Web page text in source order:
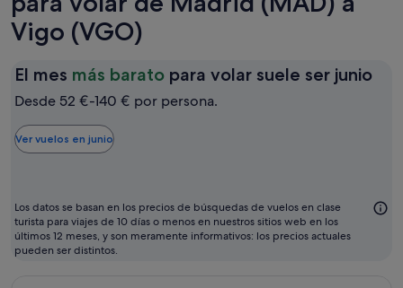
Vigo (VGO)
El mes más barato para volar suele ser junioEl
Desde 52 €-140 € por persona.
Ver vuelos en junio
Los datos se basan en los precios de búsquedas de vuelos en clase
turista para viajes de 10 días o menos en nuestros sitios web en los
últimos 12 meses, y son meramente informativos: los precios actuales
pueden ser distintos.